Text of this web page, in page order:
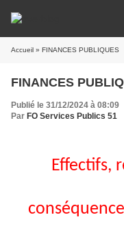
Accueil » FINANCES PUBLIQUES
FINANCES
Publié le 31/12/2024 à 08:09
Par FO Services Publics 51
Effectifs,